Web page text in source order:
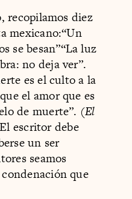
recopilamos diez
mexicano:“Un
se besan”“La luz
no deja ver”.
es el culto a la
el amor que es
de muerte”. (El
escritor debe
un ser
seamos
que